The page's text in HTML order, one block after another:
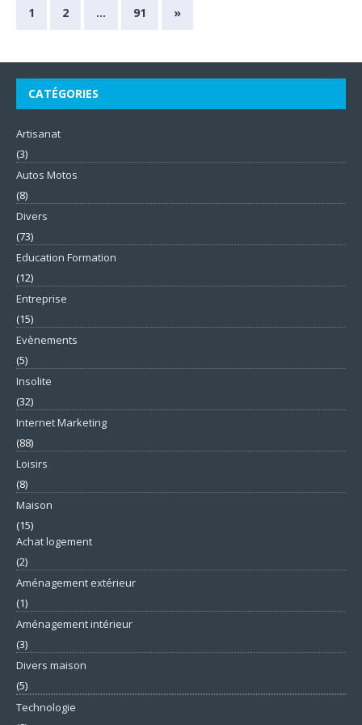
1 2 … 91 »
CATÉGORIES
Artisanat
(3)
Autos Motos
(8)
Divers
(73)
Education Formation
(12)
Entreprise
(15)
Evènements
(5)
Insolite
(32)
Internet Marketing
(88)
Loisirs
(8)
Maison
(15)
Achat logement
(2)
Aménagement extérieur
(1)
Aménagement intérieur
(3)
Divers maison
(5)
Technologie